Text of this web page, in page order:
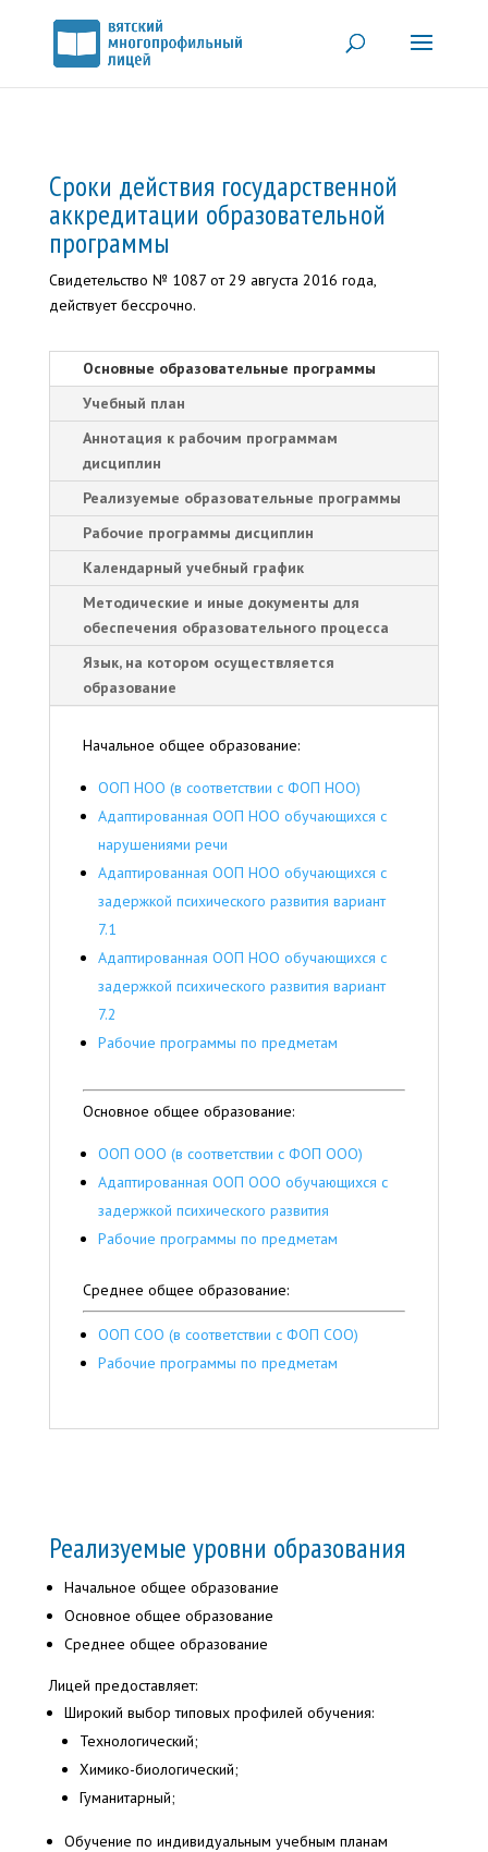
Сроки действия государственной
аккредитации образовательной
программы
Свидетельство № 1087 от 29 августа 2016 года,
действует бессрочно.
Основные образовательные программы
Учебный план
Аннотация к рабочим программам
дисциплин
Реализуемые образовательные программы
Рабочие программы дисциплин
Календарный учебный график
Методические и иные документы для
обеспечения образовательного процесса
Язык, на котором осуществляется
образование
Начальное общее образование:
ООП НОО (в соответствии с ФОП НОО)
Адаптированная ООП НОО обучающихся с
нарушениями речи
Адаптированная ООП НОО обучающихся с
задержкой психического развития вариант
7.1
Адаптированная ООП НОО обучающихся с
задержкой психического развития вариант
7.2
Рабочие программы по предметам
Основное общее образование:
ООП ООО (в соответствии с ФОП ООО)
Адаптированная ООП ООО обучающихся с
задержкой психического развития
Рабочие программы по предметам
Среднее общее образование:
ООП СОО (в соответствии с ФОП СОО)
Рабочие программы по предметам
Реализуемые уровни образования
Начальное общее образование
Основное общее образование
Среднее общее образование
Лицей предоставляет:
Широкий выбор типовых профилей обучения:
Технологический;
Химико-биологический;
Гуманитарный;
Обучение по индивидуальным учебным планам